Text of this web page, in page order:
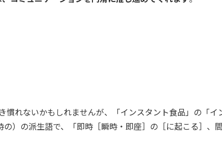
れないかもしれませんが、「インスタント食品」の「イ
）の派生語で、「即時［瞬時・即座］の［に起こる］、